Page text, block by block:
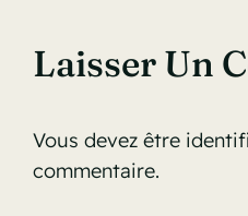
Laisser Un
Vous devez être
commentaire.